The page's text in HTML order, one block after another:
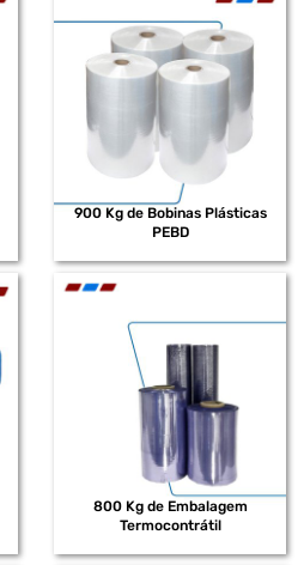
900 Kg de Bobinas Plásticas
PEBD
800 Kg de Embalagem
Termocontrátil